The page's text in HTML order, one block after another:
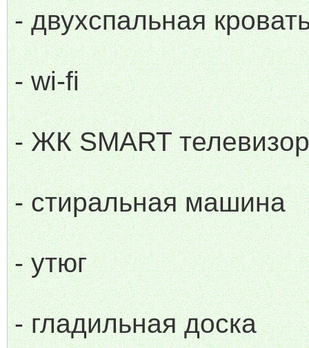
- двухспальная
- wi-fi
- ЖК SMART телевизор
- стиральная машина
- утюг
- гладильная доска